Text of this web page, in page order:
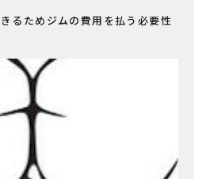
るためジムの費用を払う必要性